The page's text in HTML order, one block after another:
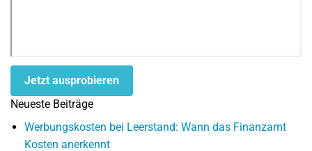
Jetzt ausprobieren
Neueste Beiträge
Werbungskosten bei Leerstand: Wann das Finanzamt
Kosten anerkennt